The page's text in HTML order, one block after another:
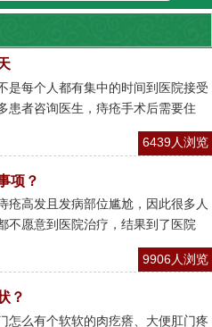
是每个人都有集中的时间到医院接受
患者咨询医生，痔疮手术后需要住
6439人浏览
项？
疮高发且发病部位尴尬，因此很多人
不愿意到医院治疗，结果到了医院
9906人浏览
？
怎么有个软软的肉疙瘩、大便肛门疼